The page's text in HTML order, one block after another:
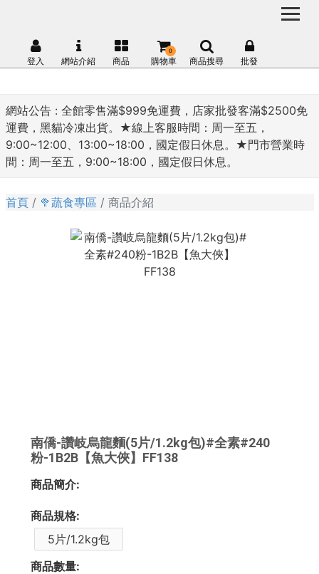
網站公告 : 全館零售滿$999免運費，店家批發客滿$2500免
運費，黑貓冷凍出貨。★線上客服時間：周一至五，
9:00~12:00、13:00~18:00，國定假日休息。★門市營業時
間：周一至五，9:00~18:00，國定假日休息。
登入 網站介紹 商品 購物車
0
商品搜尋 批發
首頁 🥦蔬食專區 商品介紹
南僑-讚岐烏龍麵(5片/1.2kg包)#全素#240
粉-1B2B【魚大俠】FF138
商品簡介:
商品規格:
5片/1.2kg包
商品數量: